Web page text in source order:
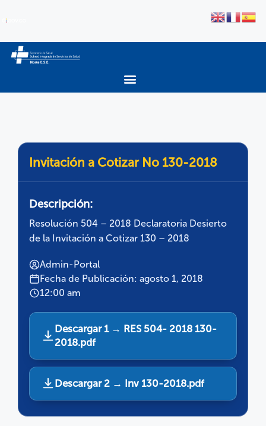
Invitación a Cotizar No 130-2018
Descripción:
Resolución 504 – 2018 Declaratoria Desierto
de la Invitación a Cotizar 130 – 2018
Admin-Portal
Fecha de Publicación: agosto 1, 2018
12:00 am
Descargar 1 → RES 504- 2018 130-
2018.pdf
Descargar 2 → Inv 130-2018.pdf